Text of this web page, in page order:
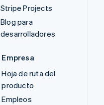
Stripe Projects
Blog para
desarrolladores
Empresa
Hoja de ruta del
producto
Empleos